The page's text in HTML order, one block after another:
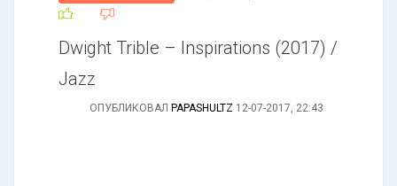
Dwight Trible – Inspirations (2017) /
Jazz
ОПУБЛИКОВАЛ PAPASHULTZ 12-07-2017, 22:43